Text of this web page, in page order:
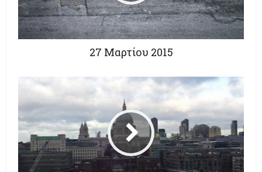
27 Μαρτίου 2015